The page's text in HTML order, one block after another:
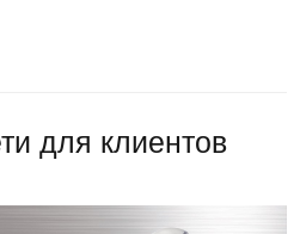
для клиентов